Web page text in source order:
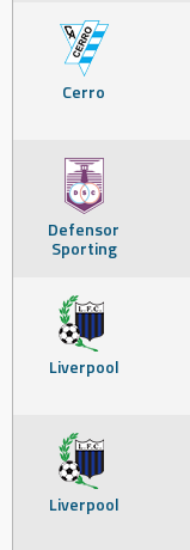
Cerro
Defensor
Sporting
Liverpool
Liverpool